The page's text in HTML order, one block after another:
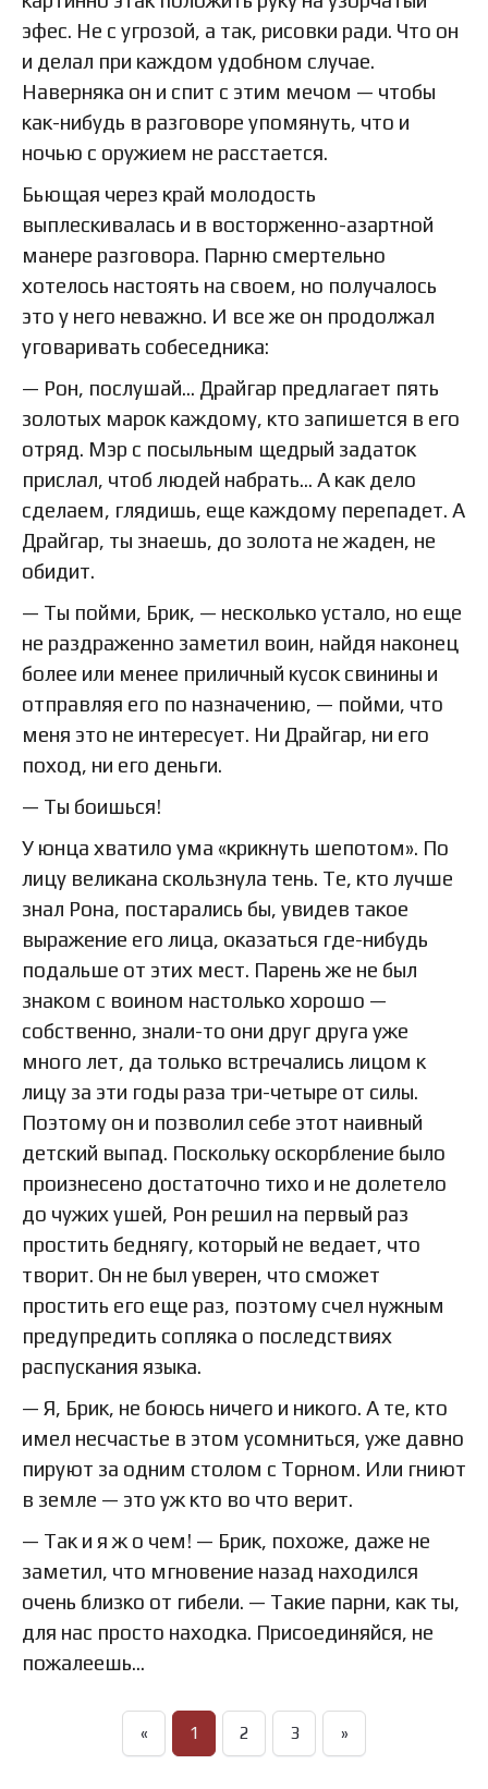
эфес. Не с угрозой, а так, рисовки ради. Что он
и делал при каждом удобном случае.
Наверняка он и спит с этим мечом — чтобы
как-нибудь в разговоре упомянуть, что и
ночью с оружием не расстается.
Бьющая через край молодость
выплескивалась и в восторженно-азартной
манере разговора. Парню смертельно
хотелось настоять на своем, но получалось
это у него неважно. И все же он продолжал
уговаривать собеседника:
— Рон, послушай… Драйгар предлагает пять
золотых марок каждому, кто запишется в его
отряд. Мэр с посыльным щедрый задаток
прислал, чтоб людей набрать… А как дело
сделаем, глядишь, еще каждому перепадет. А
Драйгар, ты знаешь, до золота не жаден, не
обидит.
— Ты пойми, Брик, — несколько устало, но еще
не раздраженно заметил воин, найдя наконец
более или менее приличный кусок свинины и
отправляя его по назначению, — пойми, что
меня это не интересует. Ни Драйгар, ни его
поход, ни его деньги.
— Ты боишься!
У юнца хватило ума «крикнуть шепотом». По
лицу великана скользнула тень. Те, кто лучше
знал Рона, постарались бы, увидев такое
выражение его лица, оказаться где-нибудь
подальше от этих мест. Парень же не был
знаком с воином настолько хорошо —
собственно, знали-то они друг друга уже
много лет, да только встречались лицом к
лицу за эти годы раза три-четыре от силы.
Поэтому он и позволил себе этот наивный
детский выпад. Поскольку оскорбление было
произнесено достаточно тихо и не долетело
до чужих ушей, Рон решил на первый раз
простить беднягу, который не ведает, что
творит. Он не был уверен, что сможет
простить его еще раз, поэтому счел нужным
предупредить сопляка о последствиях
распускания языка.
— Я, Брик, не боюсь ничего и никого. А те, кто
имел несчастье в этом усомниться, уже давно
пируют за одним столом с Торном. Или гниют
в земле — это уж кто во что верит.
— Так и я ж о чем! — Брик, похоже, даже не
заметил, что мгновение назад находился
очень близко от гибели. — Такие парни, как ты,
для нас просто находка. Присоединяйся, не
пожалеешь…
« 1 2 3 »